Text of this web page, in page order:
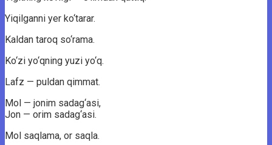
Yiqilganni yer ko‘tarar.
Kaldan taroq so‘rama.
Ko‘zi yo‘qning yuzi yo‘q.
Lafz — puldan qimmat.
Mol — jonim sadag‘asi,
Jon — orim sadag‘asi.
Mol saqlama, or saqla.